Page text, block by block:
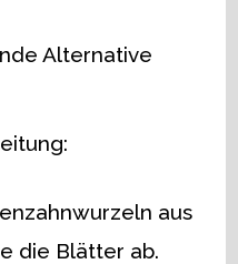
aus
die Blätter ab.